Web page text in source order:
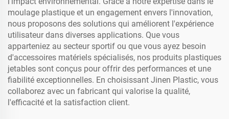
moulage plastique et un engagement envers l'innovation,
nous proposons des solutions qui améliorent l'expérience
utilisateur dans diverses applications. Que vous
apparteniez au secteur sportif ou que vous ayez besoin
d'accessoires matériels spécialisés, nos produits plastiques
jetables sont conçus pour offrir des performances et une
fiabilité exceptionnelles. En choisissant Jinen Plastic, vous
collaborez avec un fabricant qui valorise la qualité,
l'efficacité et la satisfaction client.